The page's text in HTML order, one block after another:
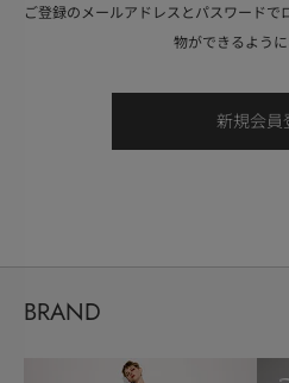
ご登録のメールアドレスとパスワード
物ができるように
BRAND